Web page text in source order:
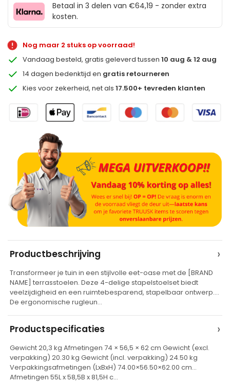
Betaal in 3 delen van €64,19 - zonder extra
kosten.
Nog maar 2 stuks op voorraad!
Vandaag besteld, gratis geleverd tussen10 aug & 12 aug
14 dagen bedenktijd en gratis retourneren
Kies voor zekerheid, net als17.500+ tevreden klanten
e
r
a
t
v
Productbeschrijving ›
Transformeer je tuin in een stijlvolle eet-oase met de [BRAND
NAME] terrasstoelen. Deze 4-delige stapelstoelset biedt
veelzijdigheid en een ruimtebesparend, stapelbaar ontwerp.
De ergonomische rugleun…
Productspecificaties ›
Gewicht 20,3 kg Afmetingen 74 × 56,5 × 62 cm Gewicht (excl.
verpakking) 20.30 kg Gewicht (incl. verpakking) 24.50 kg
Verpakkingsafmetingen (LxBxH) 74.00×56.50×62.00 cm
Afmetingen 55L x 58,5B x 81,5H c…